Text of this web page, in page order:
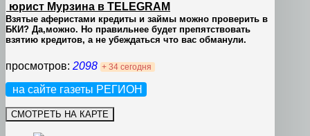
юрист Мурзина в TELEGRAM
Взятые аферистами кредиты и займы можно проверить в
БКИ? Да,можно. Но правильнее будет препятствовать
взятию кредитов, а не убеждаться что вас обманули.
просмотров: 2098 + 34 сегодня
на сайте газеты РЕГИОН